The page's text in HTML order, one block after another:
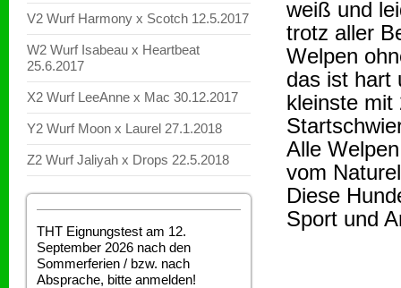
V2 Wurf Harmony x Scotch 12.5.2017
W2 Wurf Isabeau x Heartbeat
25.6.2017
X2 Wurf LeeAnne x Mac 30.12.2017
Y2 Wurf Moon x Laurel 27.1.2018
Z2 Wurf Jaliyah x Drops 22.5.2018
THT Eignungstest am 12.
September 2026 nach den
Sommerferien / bzw. nach
Absprache, bitte anmelden!
weiß und
trotz aller
Welpen
das ist hart
kleinste mit
Alle
vom
Diese
Sport und